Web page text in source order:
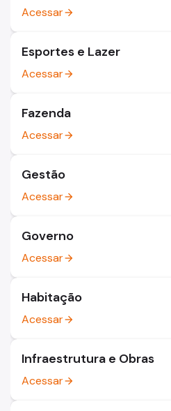
Acessararrow_forward
Esportes e Lazer
Acessararrow_forward
Fazenda
Acessararrow_forward
Gestão
Acessararrow_forward
Governo
Acessararrow_forward
Habitação
Acessararrow_forward
Infraestrutura e Obras
Acessararrow_forward